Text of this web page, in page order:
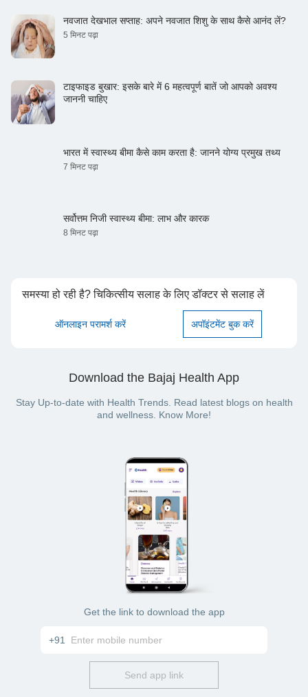
नवजात देखभाल सप्ताह: अपने नवजात शिशु के साथ कैसे आनंद लें?
5 मिनट पढ़ा
टाइफाइड बुखार: इसके बारे में 6 महत्वपूर्ण बातें जो आपको अवश्य
जाननी चाहिए
भारत में स्वास्थ्य बीमा कैसे काम करता है: जानने योग्य प्रमुख तथ्य
7 मिनट पढ़ा
सर्वोत्तम निजी स्वास्थ्य बीमा: लाभ और कारक
8 मिनट पढ़ा
समस्या हो रही है? चिकित्सीय सलाह के लिए डॉक्टर से सलाह लें
ऑनलाइन परामर्श करें अपॉइंटमेंट बुक करें
Download the Bajaj Health App
Stay Up-to-date with Health Trends. Read latest blogs on health
and wellness. Know More!
Get the link to download the app
+91
Send app link